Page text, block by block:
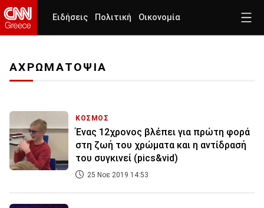
Ειδήσεις Πολιτική Οικονομία
ΑΧΡΩΜΑΤΟΨΙΑ
ΚΟΣΜΟΣ
Ένας 12χρονος βλέπει για πρώτη φορά
στη ζωή του χρώματα και η αντίδρασή
του συγκινεί (pics&vid)
25 Νοε 2019 14:53